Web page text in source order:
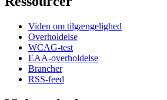
Viden om tilgængelighed
Overholdelse
WCAG-test
EAA-overholdelse
Brancher
RSS-feed